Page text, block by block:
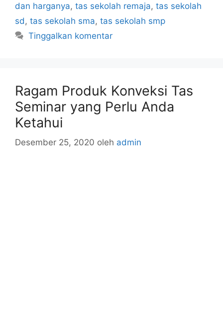
dan harganya, tas sekolah remaja, tas sekolah
sd , tas sekolah sma, tas sekolah smp
Tinggalkan komentar
Ragam Produk Konveksi Tas
Seminar yang Perlu Anda
Ketahui
Desember 25, 2020 oleh admin